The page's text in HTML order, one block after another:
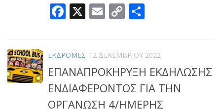
Facebook
X Email
Copy
ΕΚΔΡΟΜΕΣ 12 ΔΕΚΕΜΒΡΊΟΥ 2022
ΕΠΑΝΑΠΡΟΚΗΡΥΞΗ ΕΚΔΗΛΩΣΗΣ
ΕΝΔΙΑΦΕΡΟΝΤΟΣ ΓΙΑ ΤΗΝ
ΟΡΓΑΝΩΣΗ 4/ΗΜΕΡΗΣ